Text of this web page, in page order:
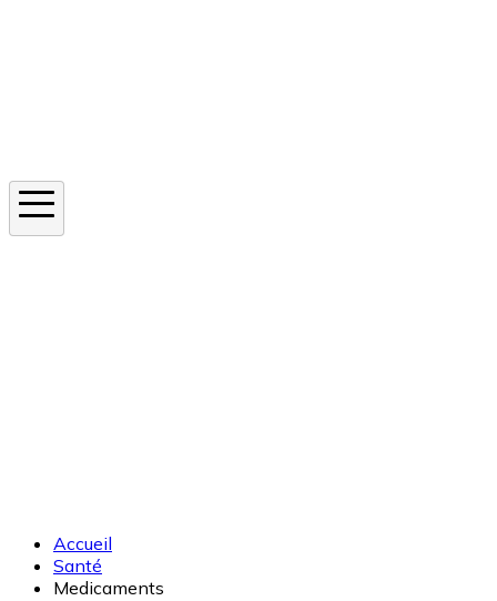
Accueil
Santé
Medicaments